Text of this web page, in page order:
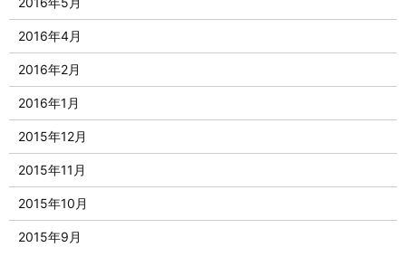
2016年4月
2016年2月
2016年1月
2015年12月
2015年11月
2015年10月
2015年9月